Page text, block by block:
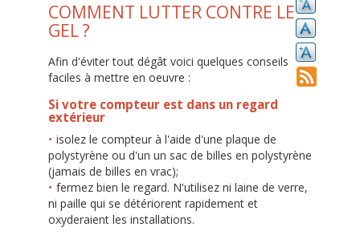
COMMENT LUTTER CONTRE LE
GEL ?
Afin d'éviter tout dégât voici quelques conseils
faciles à mettre en oeuvre :
Si votre compteur est dans un regard
extérieur
isolez le compteur à l'aide d'une plaque de
polystyrène ou d'un un sac de billes en polystyrène
(jamais de billes en vrac);
fermez bien le regard. N'utilisez ni laine de verre,
ni paille qui se détériorent rapidement et
oxyderaient les installations.